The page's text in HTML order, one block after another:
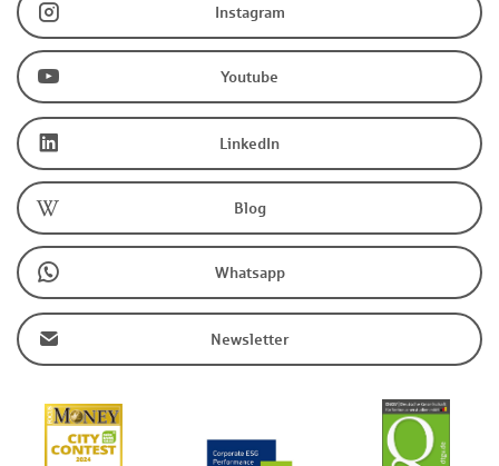
Instagram
Youtube
LinkedIn
Blog
Whatsapp
Newsletter